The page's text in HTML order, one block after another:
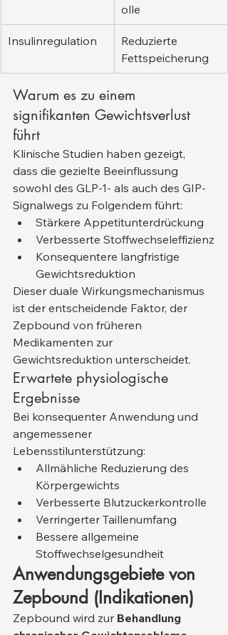
olle
Insulinregulation
Reduzierte
Fettspeicherung
Warum es zu einem
signifikanten Gewichtsverlust
führt
Klinische Studien haben gezeigt,
dass die gezielte Beeinflussung
sowohl des GLP-1- als auch des GIP-
Signalwegs zu Folgendem führt:
Stärkere Appetitunterdrückung
Verbesserte Stoffwechseleffizienz
Konsequentere langfristige
Gewichtsreduktion
Dieser duale Wirkungsmechanismus
ist der entscheidende Faktor, der
Zepbound von früheren
Medikamenten zur
Gewichtsreduktion unterscheidet.
Erwartete physiologische
Ergebnisse
Bei konsequenter Anwendung und
angemessener
Lebensstilunterstützung:
Allmähliche Reduzierung des
Körpergewichts
Verbesserte Blutzuckerkontrolle
Verringerter Taillenumfang
Bessere allgemeine
Stoffwechselgesundheit
Anwendungsgebiete von
Zepbound (Indikationen)
Zepbound wird zur Behandlung